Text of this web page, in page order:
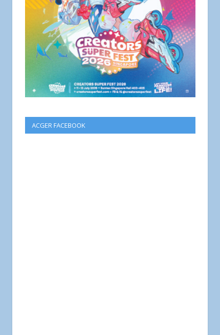
ACGER FACEBOOK